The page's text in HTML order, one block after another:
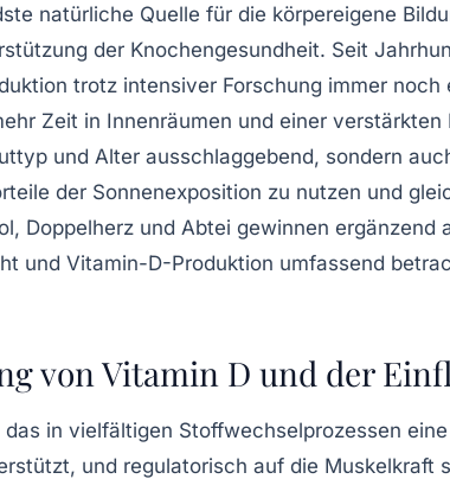
natürliche Quelle für die körpereigene
der Knochengesundheit. Seit
trotz intensiver Forschung immer
Zeit in Innenräumen und einer
und Alter ausschlaggebend, sondern
der Sonnenexposition zu nutzen und
Doppelherz und Abtei gewinnen
und Vitamin-D-Produktion umfassend
von Vitamin D und der
in vielfältigen Stoffwechselprozessen
und regulatorisch auf die